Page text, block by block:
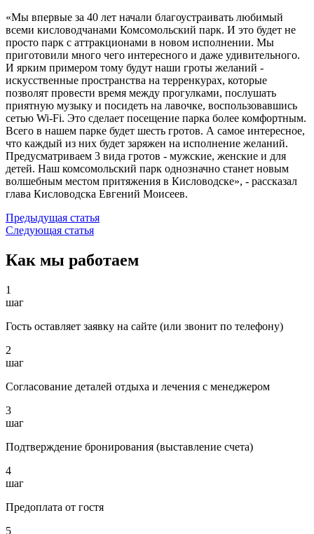
«Мы впервые за 40 лет начали благоустраивать любимый
всеми кисловодчанами Комсомольский парк. И это будет не
просто парк с аттракционами в новом исполнении. Мы
приготовили много чего интересного и даже удивительного.
И ярким примером тому будут наши гроты желаний -
искусственные пространства на терренкурах, которые
позволят провести время между прогулками, послушать
приятную музыку и посидеть на лавочке, воспользовавшись
сетью Wi-Fi. Это сделает посещение парка более комфортным.
Всего в нашем парке будет шесть гротов. А самое интересное,
что каждый из них будет заряжен на исполнение желаний.
Предусматриваем 3 вида гротов - мужские, женские и для
детей. Наш комсомольский парк однозначно станет новым
волшебным местом притяжения в Кисловодске», - рассказал
глава Кисловодска Евгений Моисеев.
Предыдущая статья
Следующая статья
Как мы работаем
1
шаг
Гость оставляет заявку на сайте (или звонит по телефону)
2
шаг
Согласование деталей отдыха и лечения с менеджером
3
шаг
Подтверждение бронирования (выставление счета)
4
шаг
Предоплата от гостя
5